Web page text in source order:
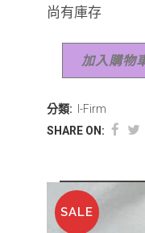
尚有庫存
加入購物
分類:
I-Firm
SHARE ON:
SALE